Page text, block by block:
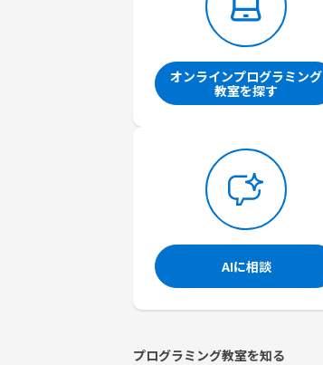
オンラインプログラミング
教室を探す
AIに相談
プログラミング教室を知る